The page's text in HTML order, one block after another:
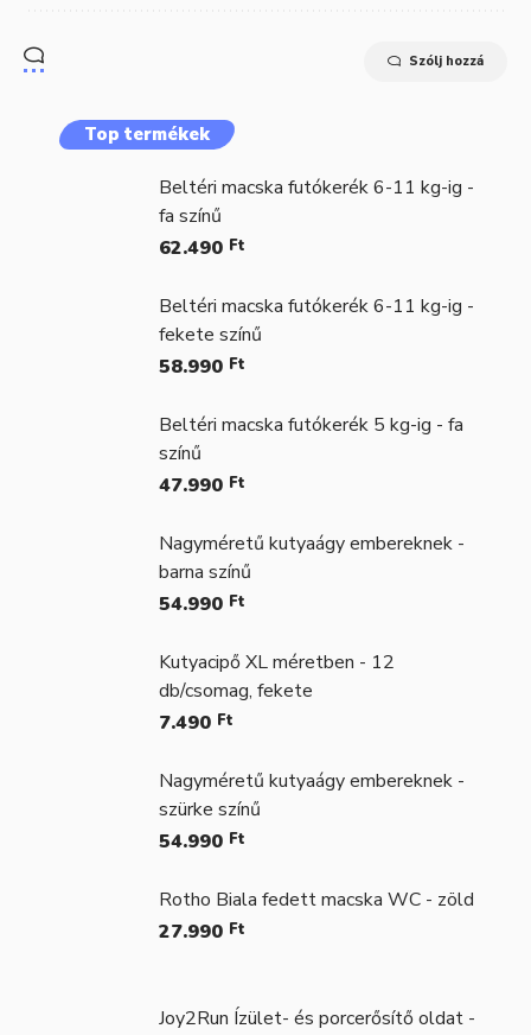
Szólj hozzá
Top termékek
Beltéri macska futókerék 6-11 kg-ig -
fa színű
62.490 Ft
Beltéri macska futókerék 6-11 kg-ig -
fekete színű
58.990 Ft
Beltéri macska futókerék 5 kg-ig - fa
színű
47.990 Ft
Nagyméretű kutyaágy embereknek -
barna színű
54.990 Ft
Kutyacipő XL méretben - 12
db/csomag, fekete
7.490 Ft
Nagyméretű kutyaágy embereknek -
szürke színű
54.990 Ft
Rotho Biala fedett macska WC - zöld
27.990 Ft
Joy2Run Ízület- és porcerősítő oldat -